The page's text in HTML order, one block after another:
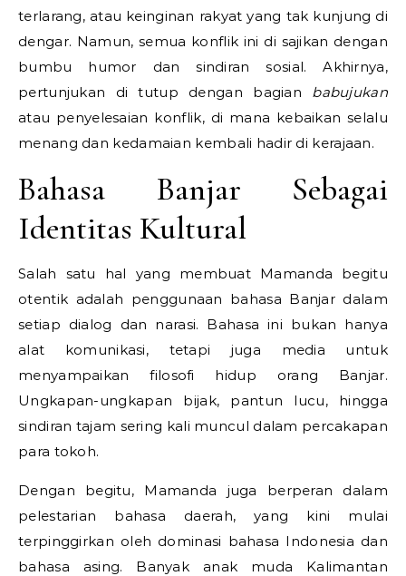
terlarang, atau keinginan rakyat yang tak kunjung di
dengar. Namun, semua konflik ini di sajikan dengan
bumbu humor dan sindiran sosial. Akhirnya,
pertunjukan di tutup dengan bagian babujukan
atau penyelesaian konflik, di mana kebaikan selalu
menang dan kedamaian kembali hadir di kerajaan.
Bahasa Banjar Sebagai
Identitas Kultural
Salah satu hal yang membuat Mamanda begitu
otentik adalah penggunaan bahasa Banjar dalam
setiap dialog dan narasi. Bahasa ini bukan hanya
alat komunikasi, tetapi juga media untuk
menyampaikan filosofi hidup orang Banjar.
Ungkapan-ungkapan bijak, pantun lucu, hingga
sindiran tajam sering kali muncul dalam percakapan
para tokoh.
Dengan begitu, Mamanda juga berperan dalam
pelestarian bahasa daerah, yang kini mulai
terpinggirkan oleh dominasi bahasa Indonesia dan
bahasa asing. Banyak anak muda Kalimantan